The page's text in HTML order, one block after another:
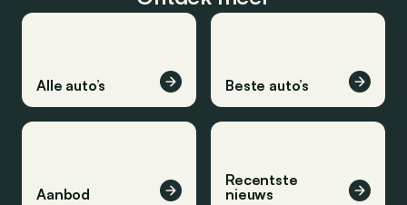
Alle auto’s Beste auto’s
Aanbod
Recentste
nieuws